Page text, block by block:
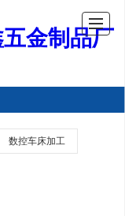
金制品厂
数控车床加工